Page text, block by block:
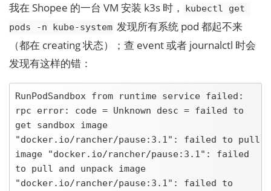
我在 Shopee 的一台 VM 安装 k3s 时，
kubectl get
pods -n kube-system 发现所有系统 pod 都起不来
（都在 creating 状态）；查 event 或者 journalctl 时会
发现有这样的错：
RunPodSandbox from runtime service failed:
rpc error: code = Unknown desc = failed to
get sandbox image
"docker.io/rancher/pause:3.1": failed to pull
image "docker.io/rancher/pause:3.1": failed
to pull and unpack image
"docker.io/rancher/pause:3.1": failed to